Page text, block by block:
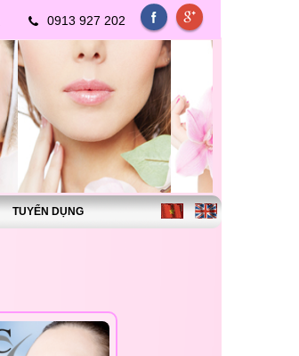
0913 927 202
TUYỂN DỤNG